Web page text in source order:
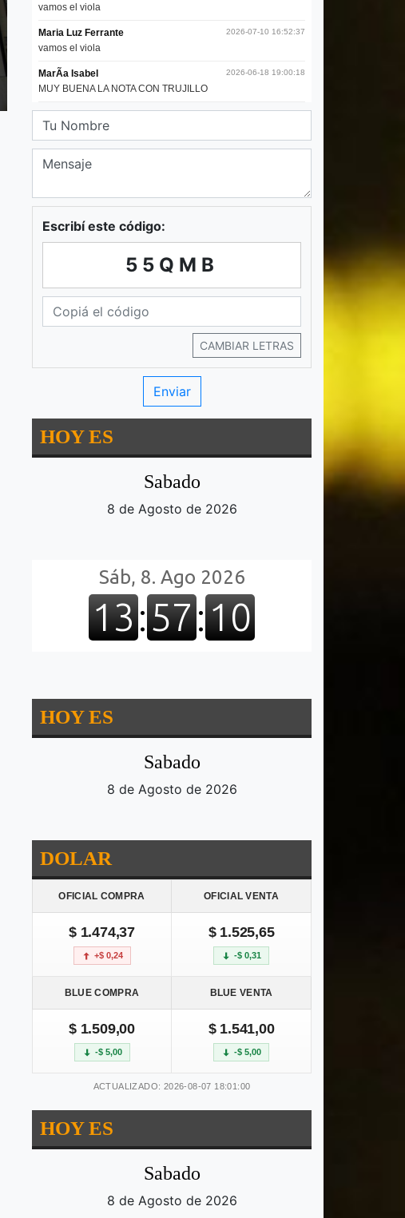
Escribí este código:
55QMB
CAMBIAR LETRAS
HOY ES
Sabado
8 de Agosto de 2026
HOY ES
Sabado
8 de Agosto de 2026
DOLAR
OFICIAL COMPRA OFICIAL VENTA
$ 1.474,37
+$ 0,24
$ 1.525,65
-$ 0,31
BLUE COMPRA BLUE VENTA
$ 1.509,00
-$ 5,00
$ 1.541,00
-$ 5,00
ACTUALIZADO: 2026-08-07 18:01:00
HOY ES
Sabado
8 de Agosto de 2026